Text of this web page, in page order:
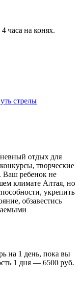
часа на конях.
стрелы
отдых для
творческие
Ваш ребенок не
климате Алтая, но
укрепить
обзавестись
на 1 день, пока вы
1 дня — 6500 руб.